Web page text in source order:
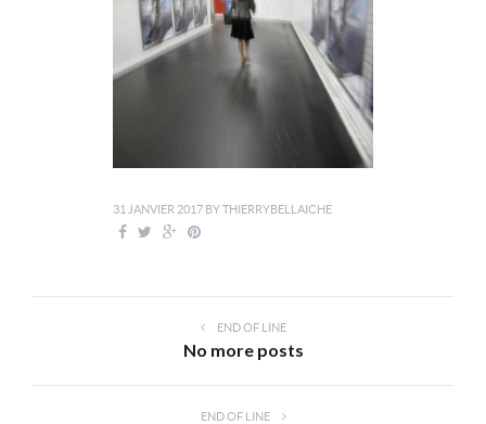
31 JANVIER 2017 BYTHIERRYBELLAICHE
END OF LINE
No more posts
END OF LINE